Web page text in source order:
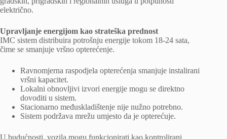
električno.
Upravljanje energijom kao strateška prednost
IMC sistem distribuira potrošnju energije tokom 18-24 sata,
čime se smanjuje vršno opterećenje.
Ravnomjerna raspodjela opterećenja smanjuje instalirani
vršni kapacitet.
Lokalni obnovljivi izvori energije mogu se direktno
dovoditi u sistem.
Stacionarno međuskladištenje nije nužno potrebno.
Sistem podržava mrežu umjesto da je opterećuje.